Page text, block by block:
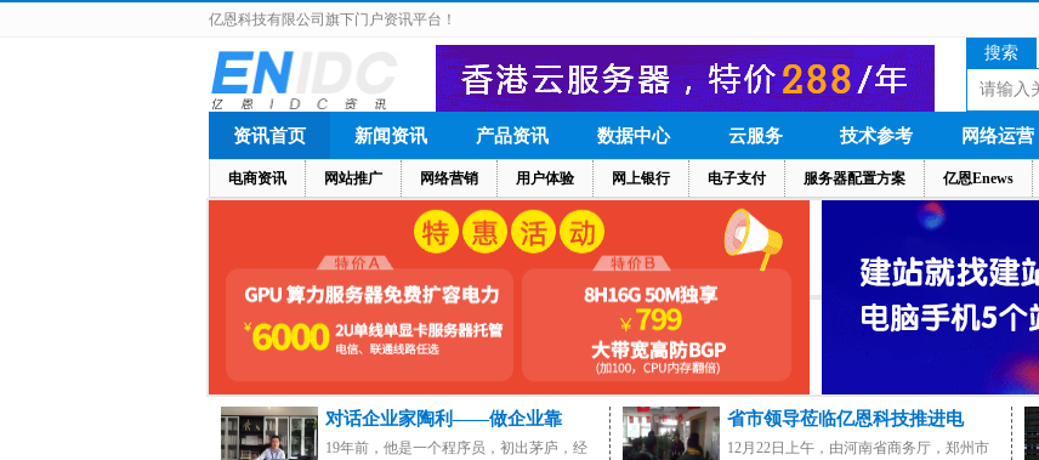
亿恩科技有限公司旗下门户资讯平台！
搜索
资讯首页
电商资讯 网站推广 网络营销 用户体验 网上银行 电子支付 服务器配置方案 亿恩Enews
新闻资讯 产品资讯 数据中心 云服务 技术参考 网络运营
对话企业家陶利——做企业靠
19年前，他是一个程序员，初出茅庐，经
省市领导莅临亿恩科技推进电
12月22日上午，由河南省商务厅，郑州市